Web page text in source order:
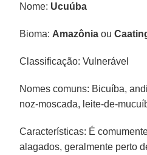
Nome: Ucuúba
Bioma: Amazônia ou
Classificação: Vulnerável
Nomes comuns: Bicuíba,
noz-moscada, leite-de-
Características: É
alagados, geralmente perto